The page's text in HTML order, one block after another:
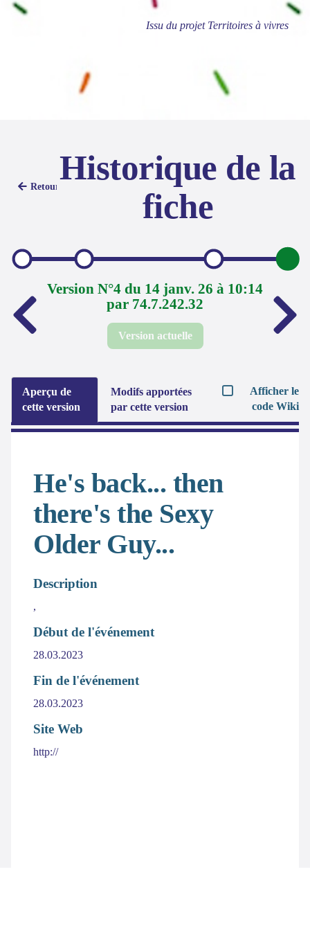
Issu du projet Territoires à vivres
Retour Historique de la
fiche
Version N°4 du 14 janv. 26 à 10:14
par 74.7.242.32
Version actuelle
Aperçu de
cette version
Modifs apportées
par cette version
Afficher le
code Wiki
He's back... then
there's the Sexy
Older Guy...
Description
,
Début de l'événement
28.03.2023
Fin de l'événement
28.03.2023
Site Web
http://